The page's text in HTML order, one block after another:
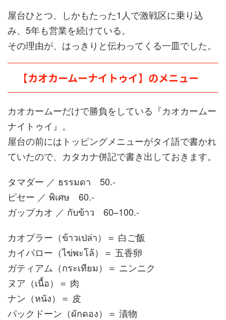
屋台ひとつ、しかもたった1人で激戦区に乗り込
み、5年も営業を続けている。
その理由が、はっきりと伝わってくる一皿でした。
【カオカームーナイトゥイ】のメニュー
カオカームーだけで勝負をしている『カオカームー
ナイトゥイ』。
屋台の前にはトッピングメニューがタイ語で書かれ
ていたので、カタカナ併記で書き出しておきます。
タマダー ／ ธรรมดา 50.-
ピセー ／ พิเศษ 60.-
ガップカオ ／ กับข้าว 60–100.-
カオプラー（ข้าวเปล่า）＝ 白ご飯
カイパロー（ไข่พะโล้）＝ 五香卵
ガティアム（กระเทียม）＝ ニンニク
ヌア（เนื้อ）＝ 肉
ナン（หนัง）＝ 皮
パックドーン（ผักดอง）＝ 漬物